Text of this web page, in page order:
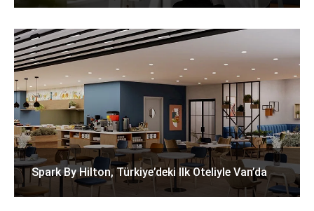
Spark By Hilton, Türkiye’deki Ilk Oteliyle Van’da